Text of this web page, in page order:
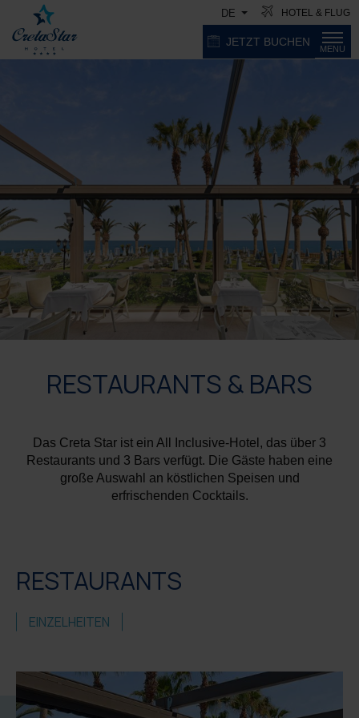
DE HOTEL & FLUG
MENU
JETZT BUCHEN
RESTAURANTS & BARS
Das Creta Star ist ein All Inclusive-Hotel, das über 3
Restaurants und 3 Bars verfügt. Die Gäste haben eine
große Auswahl an köstlichen Speisen und
erfrischenden Cocktails.
RESTAURANTS
EINZELHEITEN